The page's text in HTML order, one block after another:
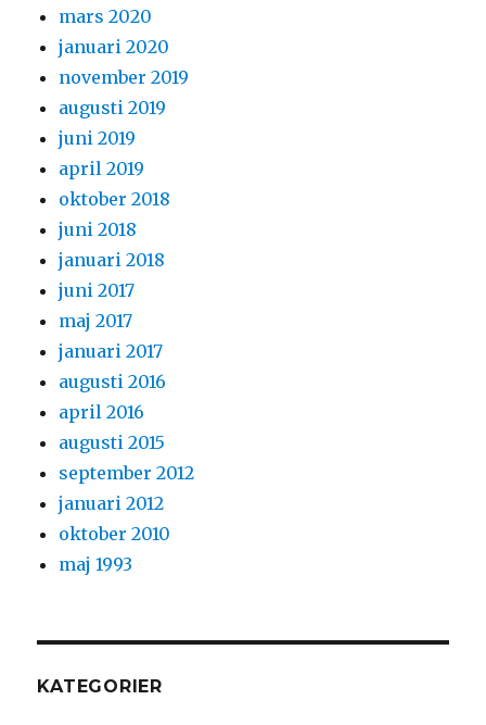
mars 2020
januari 2020
november 2019
augusti 2019
juni 2019
april 2019
oktober 2018
juni 2018
januari 2018
juni 2017
maj 2017
januari 2017
augusti 2016
april 2016
augusti 2015
september 2012
januari 2012
oktober 2010
maj 1993
KATEGORIER